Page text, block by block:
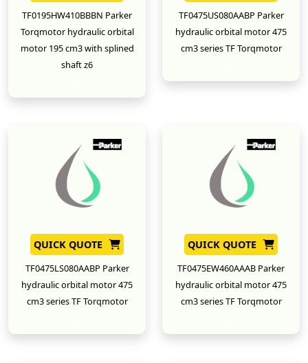
TF0195HW410BBBN Parker
Torqmotor hydraulic orbital
motor 195 cm3 with splined
shaft z6
TF0475US080AABP Parker
hydraulic orbital motor 475
cm3 series TF Torqmotor
QUICK QUOTE
TF0475LS080AABP Parker
hydraulic orbital motor 475
cm3 series TF Torqmotor
QUICK QUOTE
TF0475EW460AAAB Parker
hydraulic orbital motor 475
cm3 series TF Torqmotor